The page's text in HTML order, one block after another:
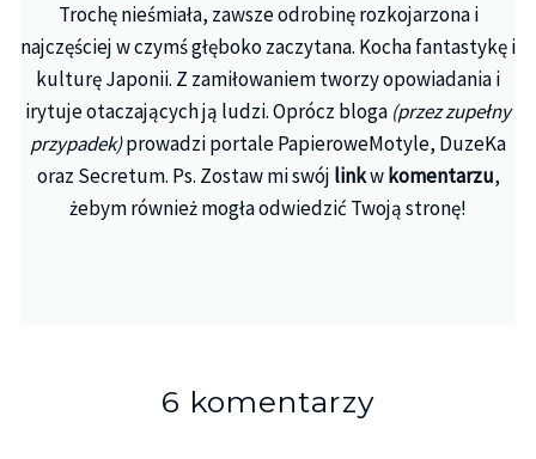
Trochę nieśmiała, zawsze odrobinę rozkojarzona i
najczęściej w czymś głęboko zaczytana. Kocha fantastykę i
kulturę Japonii. Z zamiłowaniem tworzy opowiadania i
irytuje otaczających ją ludzi. Oprócz bloga (przez zupełny
przypadek)prowadzi portale PapieroweMotyle, DuzeKa
oraz Secretum. Ps. Zostaw mi swój linkwkomentarzu,
żebym również mogła odwiedzić Twoją stronę!
6 komentarzy